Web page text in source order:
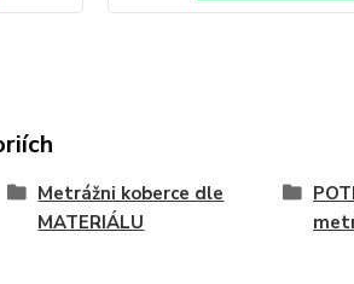
Metrážni koberce dle
MATERIÁLU